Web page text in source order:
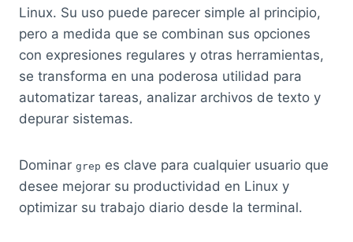
Linux. Su uso puede parecer simple al principio,
pero a medida que se combinan sus opciones
con expresiones regulares y otras herramientas,
se transforma en una poderosa utilidad para
automatizar tareas, analizar archivos de texto y
depurar sistemas.
Dominar grep es clave para cualquier usuario que
desee mejorar su productividad en Linux y
optimizar su trabajo diario desde la terminal.